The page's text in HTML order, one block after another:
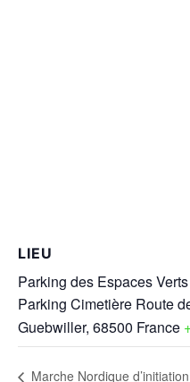
LIEU
Parking des Espaces
Parking Cimetière Route
Guebwiller, 68500 France
Marche Nordique d’initiation